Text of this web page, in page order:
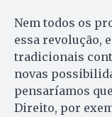
Nem todos os
essa revolução,
tradicionais
novas
pensaríamos
Direito, por